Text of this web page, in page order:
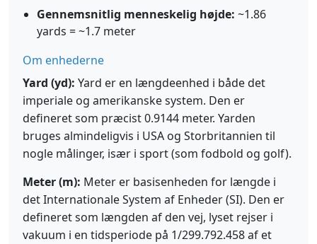
Gennemsnitlig menneskelig højde: ~1.86
yards = ~1.7 meter
Om enhederne
Yard (yd): Yard er en længdeenhed i både det
imperiale og amerikanske system. Den er
defineret som præcist 0.9144 meter. Yarden
bruges almindeligvis i USA og Storbritannien til
nogle målinger, især i sport (som fodbold og golf).
Meter (m): Meter er basisenheden for længde i
det Internationale System af Enheder (SI). Den er
defineret som længden af den vej, lyset rejser i
vakuum i en tidsperiode på 1/299.792.458 af et